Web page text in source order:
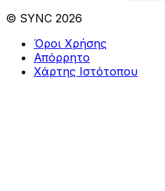
© SYNC 2026
Όροι Χρήσης
Απόρρητο
Χάρτης Ιστότοπου